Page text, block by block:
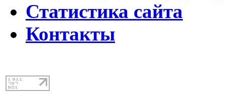
Статистика сайта
Контакты